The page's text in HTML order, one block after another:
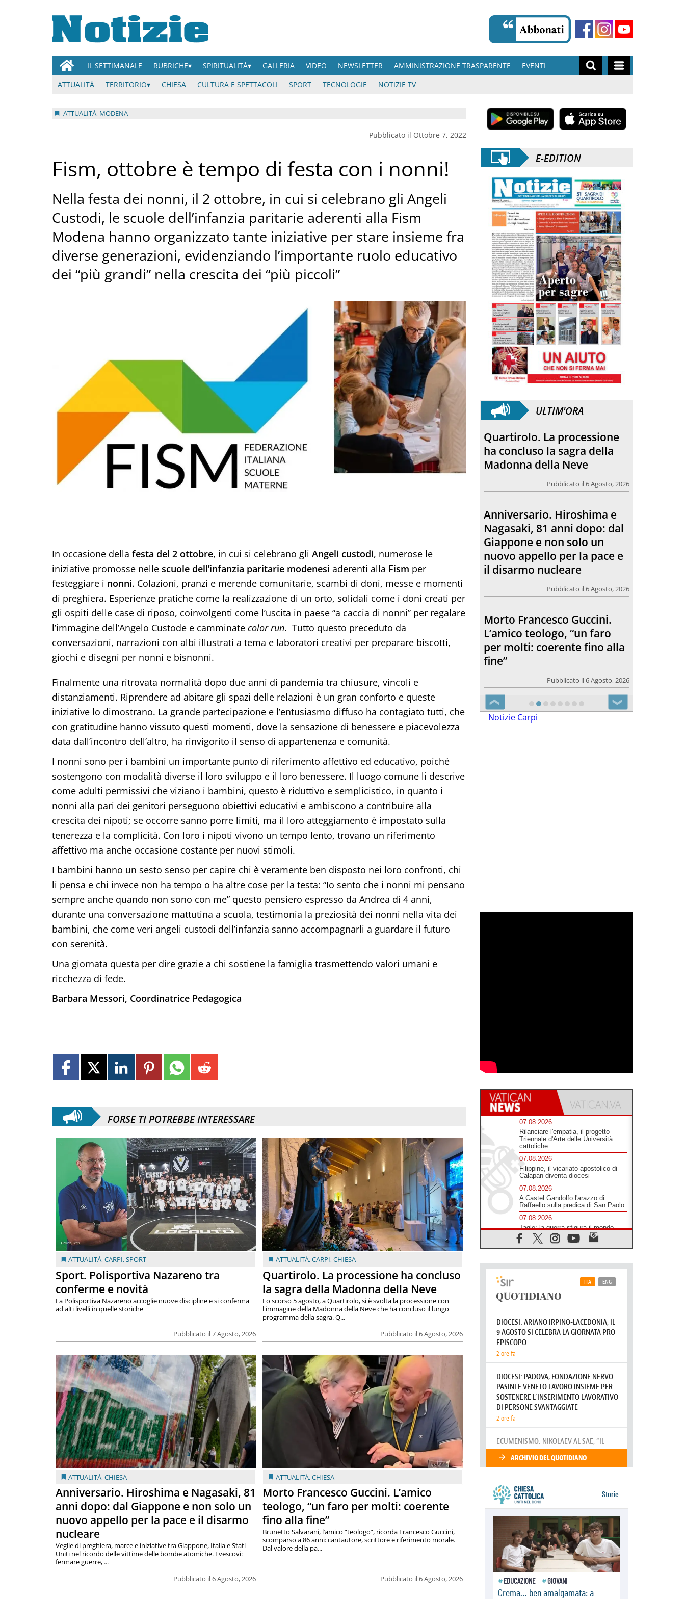
IL SETTIMANALE RUBRICHE SPIRITUALITÀ GALLERIA VIDEO NEWSLETTER AMMINISTRAZIONE TRASPARENTE
EVENTI
ATTUALITÀ
TERRITORIO CHIESA CULTURA E SPETTACOLI SPORT TECNOLOGIE NOTIZIE TV
ATTUALITÀ, MODENA
Pubblicato il Ottobre 7, 2022
Fism, ottobre è tempo di festa con i nonni!
Nella festa dei nonni, il 2 ottobre, in cui si celebrano gli Angeli
Custodi, le scuole dell’infanzia paritarie aderenti alla Fism
Modena hanno organizzato tante iniziative per stare insieme fra
diverse generazioni, evidenziando l’importante ruolo educativo
dei “più grandi” nella crescita dei “più piccoli”
In occasione della festa del 2 ottobre, in cui si celebrano gli Angeli custodi, numerose le
iniziative promosse nelle scuole dell’infanzia paritarie modenesi aderenti alla Fism per
festeggiare i nonni. Colazioni, pranzi e merende comunitarie, scambi di doni, messe e momenti
di preghiera. Esperienze pratiche come la realizzazione di un orto, solidali come i doni creati per
gli ospiti delle case di riposo, coinvolgenti come l’uscita in paese “a caccia di nonni” per regalare
l’immagine dell’Angelo Custode e camminate color run. Tutto questo preceduto da
conversazioni, narrazioni con albi illustrati a tema e laboratori creativi per preparare biscotti,
giochi e disegni per nonni e bisnonni.
Finalmente una ritrovata normalità dopo due anni di pandemia tra chiusure, vincoli e
distanziamenti. Riprendere ad abitare gli spazi delle relazioni è un gran conforto e queste
iniziative lo dimostrano. La grande partecipazione e l’entusiasmo diffuso ha contagiato tutti, che
con gratitudine hanno vissuto questi momenti, dove la sensazione di benessere e piacevolezza
data dall’incontro dell’altro, ha rinvigorito il senso di appartenenza e comunità.
I nonni sono per i bambini un importante punto di riferimento affettivo ed educativo, poiché
sostengono con modalità diverse il loro sviluppo e il loro benessere. Il luogo comune li descrive
come adulti permissivi che viziano i bambini, questo è riduttivo e semplicistico, in quanto i
nonni alla pari dei genitori perseguono obiettivi educativi e ambiscono a contribuire alla
crescita dei nipoti; se occorre sanno porre limiti, ma il loro atteggiamento è impostato sulla
tenerezza e la complicità. Con loro i nipoti vivono un tempo lento, trovano un riferimento
affettivo ma anche occasione costante per nuovi stimoli.
I bambini hanno un sesto senso per capire chi è veramente ben disposto nei loro confronti, chi
li pensa e chi invece non ha tempo o ha altre cose per la testa: “Io sento che i nonni mi pensano
sempre anche quando non sono con me” questo pensiero espresso da Andrea di 4 anni,
durante una conversazione mattutina a scuola, testimonia la preziosità dei nonni nella vita dei
bambini, che come veri angeli custodi dell’infanzia sanno accompagnarli a guardare il futuro
con serenità.
Una giornata questa per dire grazie a chi sostiene la famiglia trasmettendo valori umani e
ricchezza di fede.
Barbara Messori, Coordinatrice Pedagogica
FORSE TI POTREBBE INTERESSARE
ATTUALITÀ,CARPI,SPORT
Sport. Polisportiva Nazareno tra
conferme e novità
Pubblicato il 7 Agosto, 2026
La Polisportiva Nazareno accoglie nuove discipline e si conferma
ad alti livelli in quelle storiche
ATTUALITÀ,CARPI,CHIESA
Quartirolo. La processione ha concluso
la sagra della Madonna della Neve
Pubblicato il 6 Agosto, 2026
Lo scorso 5 agosto, a Quartirolo, si è svolta la processione con
l'immagine della Madonna della Neve che ha concluso il lungo
programma della sagra. Q...
ATTUALITÀ,CHIESA
Anniversario. Hiroshima e Nagasaki, 81
anni dopo: dal Giappone e non solo un
nuovo appello per la pace e il disarmo
nucleare
Pubblicato il 6 Agosto, 2026
Veglie di preghiera, marce e iniziative tra Giappone, Italia e Stati
Uniti nel ricordo delle vittime delle bombe atomiche. I vescovi:
fermare guerre, ...
ATTUALITÀ,CHIESA
Morto Francesco Guccini. L’amico
teologo, “un faro per molti: coerente
fino alla fine”
Pubblicato il 6 Agosto, 2026
Brunetto Salvarani, l’amico “teologo”, ricorda Francesco Guccini,
scomparso a 86 anni: cantautore, scrittore e riferimento morale.
Dal valore della pa...
E-EDITION
ULTIM'ORA
Quartirolo. La processione
ha concluso la sagra della
Madonna della Neve
Pubblicato il 6 Agosto, 2026
Anniversario. Hiroshima e
Nagasaki, 81 anni dopo: dal
Giappone e non solo un
nuovo appello per la pace e
il disarmo nucleare
Pubblicato il 6 Agosto, 2026
Morto Francesco Guccini.
L’amico teologo, “un faro
per molti: coerente fino alla
fine”
Pubblicato il 6 Agosto, 2026
❮ ❯
Notizie Carpi
07.08.2026
Rilanciare l'empatia, il progetto
Triennale d'Arte delle Università
cattoliche
07.08.2026
Filippine, il vicariato apostolico di
Calapan diventa diocesi
07.08.2026
A Castel Gandolfo l'arazzo di
Raffaello sulla predica di San Paolo
07.08.2026
Tagle: la guerra sfigura il mondo,
solo la rivelazione di Dio lo
trasfigura
Il Papa in Francia, quattro giorni
intensi tra Chiesa, popolo e
07.08.2026
SIGNIS 2026, dare voce alle
07.08.2026
Honduras, gli sfollati invisibili di una
crisi dimenticata
della sopravvivenza per caldo e
sovraffollamento
07.08.2026
Parolin conclude il viaggio in
Messico: "La pace inizia con
Uruguay, il presidente dei vescovi:
la visita del Papa dono per tutto il
Paese